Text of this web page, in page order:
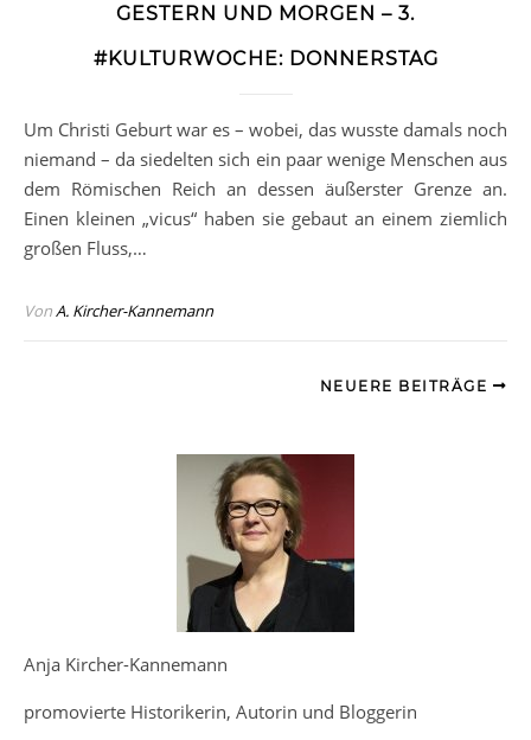
GESTERN UND MORGEN – 3.
#KULTURWOCHE: DONNERSTAG
Um Christi Geburt war es – wobei, das wusste damals noch
niemand – da siedelten sich ein paar wenige Menschen aus
dem Römischen Reich an dessen äußerster Grenze an.
Einen kleinen „vicus“ haben sie gebaut an einem ziemlich
großen Fluss,…
VonA. Kircher-Kannemann
NEUERE BEITRÄGE
Anja Kircher-Kannemann
promovierte Historikerin, Autorin und Bloggerin